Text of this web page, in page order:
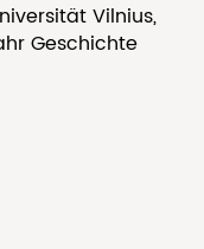
Vilnius,
Geschichte